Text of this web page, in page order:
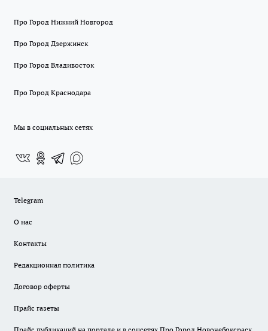
Про Город Нижний Новгород
Про Город Дзержинск
Про Город Владивосток
Про Город Краснодара
Мы в социальных сетях
Telegram
О нас
Контакты
Редакционная политика
Договор оферты
Прайс газеты